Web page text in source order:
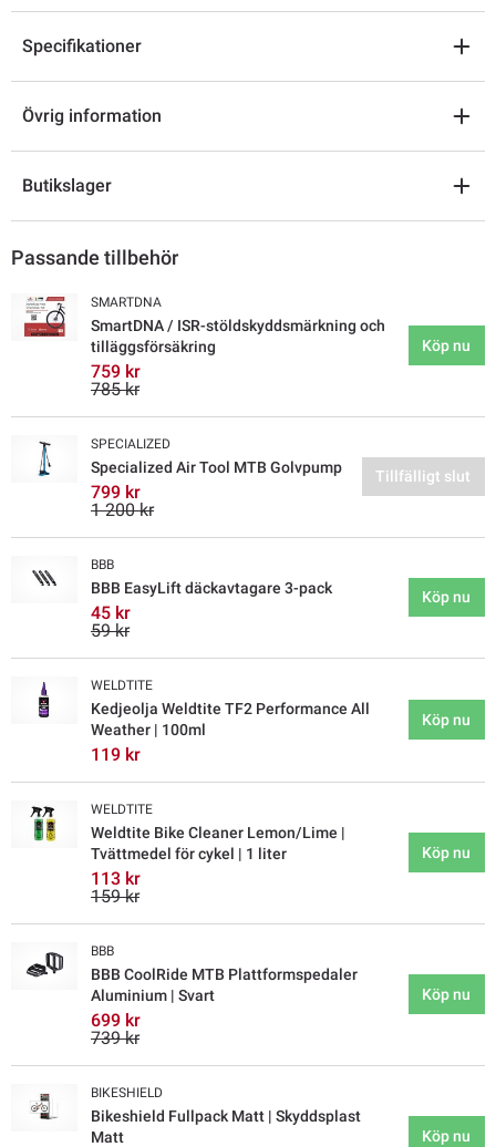
Specifikationer
Övrig information
Butikslager
Passande tillbehör
SMARTDNA
SmartDNA / ISR-stöldskyddsmärkning och
tilläggsförsäkring
759 kr
785 kr
Köp nu
SPECIALIZED
Specialized Air Tool MTB Golvpump
799 kr
1 200 kr
Tillfälligt slut
BBB
BBB EasyLift däckavtagare 3-pack
45 kr
59 kr
Köp nu
WELDTITE
Kedjeolja Weldtite TF2 Performance All
Weather | 100ml
119 kr
Köp nu
WELDTITE
Weldtite Bike Cleaner Lemon/Lime |
Tvättmedel för cykel | 1 liter
113 kr
159 kr
Köp nu
BBB
BBB CoolRide MTB Plattformspedaler
Aluminium | Svart
699 kr
739 kr
Köp nu
BIKESHIELD
Bikeshield Fullpack Matt | Skyddsplast
Matt
Köp nu